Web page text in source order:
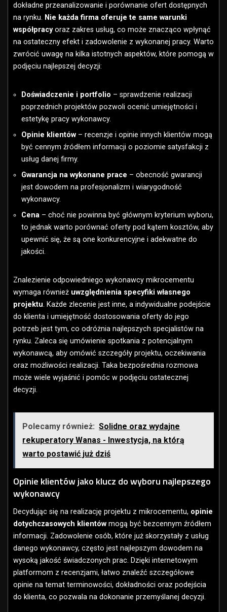
dokładne przeanalizowanie i porównanie ofert dostępnych
na rynku. Nie każda firma oferuje te same warunki
współpracyoraz zakres usług, co może znacząco wpłynąć
na ostateczny efekt i zadowolenie z wykonanej pracy. Warto
zwrócić uwagę na kilka istotnych aspektów, które pomogą w
podjęciu najlepszej decyzji:
Doświadczenie i portfolio – sprawdzenie realizacji
poprzednich projektów pozwoli ocenić umiejętności i
estetykę pracy wykonawcy.
Opinie klientów – recenzje i opinie innych klientów mogą
być cennym źródłem informacji o poziomie satysfakcji z
usług danej firmy.
Gwarancja na wykonane prace – obecność gwarancji
jest dowodem na profesjonalizm i wiarygodność
wykonawcy.
Cena – choć nie powinna być głównym kryterium wyboru,
to jednak warto porównać oferty pod kątem kosztów, aby
upewnić się, że są one konkurencyjne i adekwatne do
jakości.
Znalezienie odpowiedniego wykonawcy mikrocementu
wymaga również uwzględnienia specyfiki własnego
projektu. Każde zlecenie jest inne, a indywidualne podejście
do klienta i umiejętność dostosowania oferty do jego
potrzeb jest tym, co odróżnia najlepszych specjalistów na
rynku. Zaleca się umówienie spotkania z potencjalnym
wykonawcą, aby omówić szczegóły projektu, oczekiwania
oraz możliwości realizacji. Taka bezpośrednia rozmowa
może wiele wyjaśnić i pomóc w podjęciu ostatecznej
decyzji.
Polecamy również: Solidne oraz wydajne
rekuperatory Wanas - Inwestycja, na którą
warto postawić już dziś
Opinie klientów jako klucz do wyboru najlepszego
wykonawcy
Decydując się na realizację projektu z mikrocementu, opinie
dotychczasowych klientów mogą być bezcennym źródłem
informacji. Zadowolenie osób, które już skorzystały z usług
danego wykonawcy, często jest najlepszym dowodem na
wysoką jakość świadczonych prac. Dzięki internetowym
platformom z recenzjami, łatwo znaleźć szczegółowe
opinie na temat terminowości, dokładności oraz podejścia
do klienta, co pozwala na dokonanie przemyślanej decyzji.